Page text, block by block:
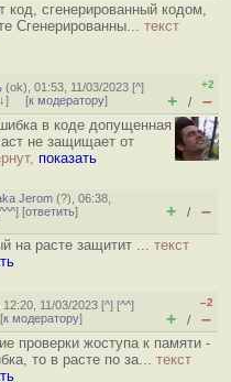
код, сгенерированный кодом,
Сгенерированны... текст
(ok), 01:53, 11/03/2023 [^]
↓] [к модератору]
+2
+ / –
в коде допущенная
не защищает от
показать
Jerom (?), 06:38,
^^^] [ответить]
+ / –
на расте защитит ... текст
12:20, 11/03/2023 [^] [^^]
к модератору]
–2
+ / –
проверки жоступа к памяти -
то в расте по за... текст